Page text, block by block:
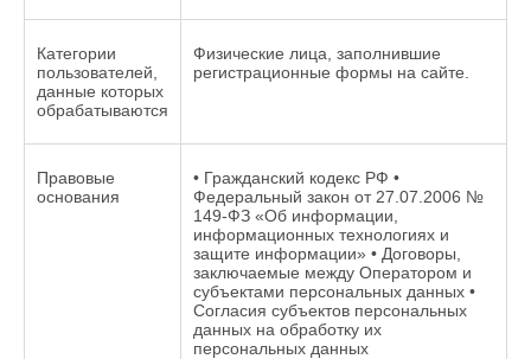
Категории
пользователей,
данные которых
обрабатываются
Физические лица, заполнившие
регистрационные формы на сайте.
Правовые
основания
• Гражданский кодекс РФ •
Федеральный закон от 27.07.2006 №
149-ФЗ «Об информации,
информационных технологиях и
защите информации» • Договоры,
заключаемые между Оператором и
субъектами персональных данных •
Согласия субъектов персональных
данных на обработку их
персональных данных